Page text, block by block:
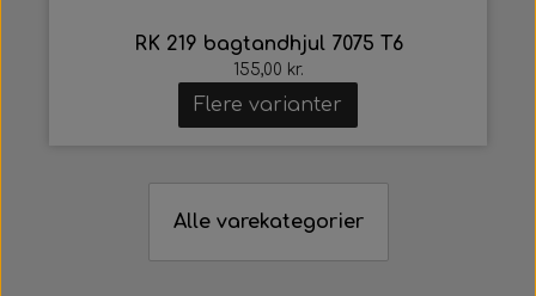
RK 219 bagtandhjul 7075 T6
155,00 kr.
Flere varianter
Alle varekategorier